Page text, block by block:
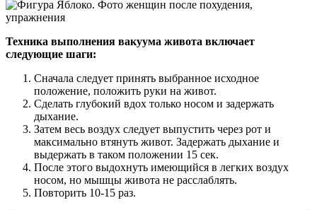
Техника выполнения вакуума живота включает
следующие шаги:
Сначала следует принять выбранное исходное
положение, положить руки на живот.
Сделать глубокий вдох только носом и задержать
дыхание.
Затем весь воздух следует выпустить через рот и
максимально втянуть живот. Задержать дыхание и
выдержать в таком положении 15 сек.
После этого выдохнуть имеющийся в легких воздух
носом, но мышцы живота не расслаблять.
Повторить 10-15 раз.